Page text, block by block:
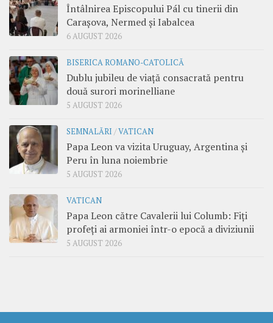
Întâlnirea Episcopului Pál cu tinerii din
Carașova, Nermed și Iabalcea
6 AUGUST 2026
BISERICA ROMANO-CATOLICĂ
Dublu jubileu de viață consacrată pentru
două surori morinelliane
5 AUGUST 2026
SEMNALĂRI /VATICAN
Papa Leon va vizita Uruguay, Argentina și
Peru în luna noiembrie
5 AUGUST 2026
VATICAN
Papa Leon către Cavalerii lui Columb: Fiți
profeți ai armoniei într-o epocă a diviziunii
5 AUGUST 2026